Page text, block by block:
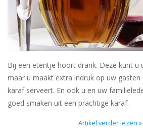
Bij een etentje hoort drank. Deze kunt u
maar u maakt extra indruk op uw gasten
karaf serveert. En ook u en uw
goed smaken uit een prachtige karaf.
Artikel verder lezen »